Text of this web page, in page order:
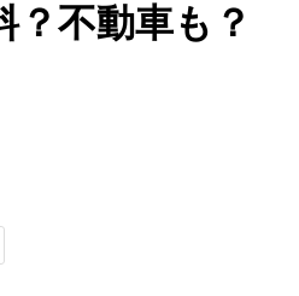
不動車も？